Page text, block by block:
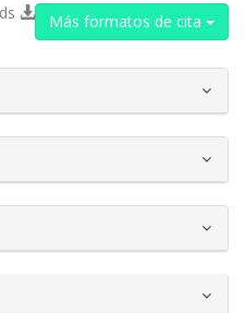
Más formatos de cita